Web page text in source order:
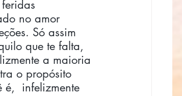
no amor
Só assim
que te falta,
a maioria
o propósito
é,  infelizmente